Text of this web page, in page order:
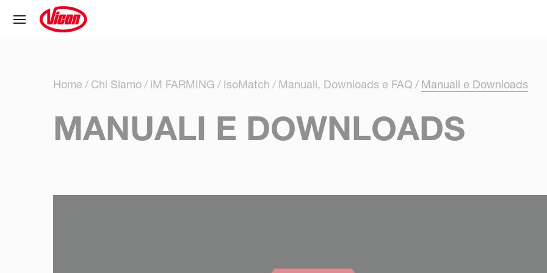
Home Chi Siamo iM FARMING IsoMatch Manuali, Downloads e FAQ Manuali e Downloads
MANUALI E DOWNLOADS
Pannello di gestione dei cookies